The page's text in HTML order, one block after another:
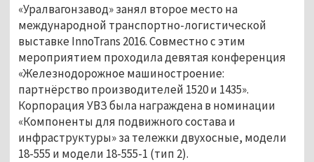
«Уралвагонзавод» занял второе место на
международной транспортно-логистической
выставке InnoTrans 2016. Совместно с этим
мероприятием проходила девятая конференция
«Железнодорожное машиностроение:
партнёрство производителей 1520 и 1435».
Корпорация УВЗ была награждена в номинации
«Компоненты для подвижного состава и
инфраструктуры» за тележки двухосные, модели
18-555 и модели 18-555-1 (тип 2).